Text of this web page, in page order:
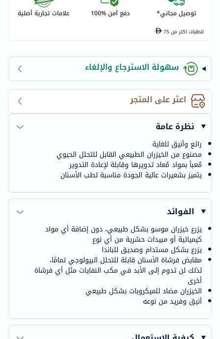
توصيل مجاني* دفع آمن %100 علامات تجارية أصلية
للطلبات اكتر من75
سهولة الاسترجاع والإلغاء
اعثر على المتجر
نظرة عامة
رائع وأنيق للغاية
مصنوع من الخيزران الطبيعي القابل للتحلل الحيوي
مُعبأ بمواد مُعاد تدويرها وقابلة لإعادة التدوير
يتميز بشعيرات عالية الجودة مناسبة لطب الأسنان
الفوائد
يزرع خيزران موسو بشكل طبيعي، دون إضافة أي مواد
كيميائية أو مبيدات حشرية من أي نوع
يزرع بشكل مستدام وصديق للباندا
مقابض فرشاة الأسنان قابلة للتحلل البيولوجي تمامًا،
لذلك لن تدوم إلى الأبد في مكب النفايات مثل أي فرشاة
أخرى
الخيزران مضاد للميكروبات بشكل طبيعي
أنيق وفريد ​​من نوعه